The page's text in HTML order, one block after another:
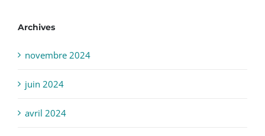
Archives
novembre 2024
juin 2024
avril 2024